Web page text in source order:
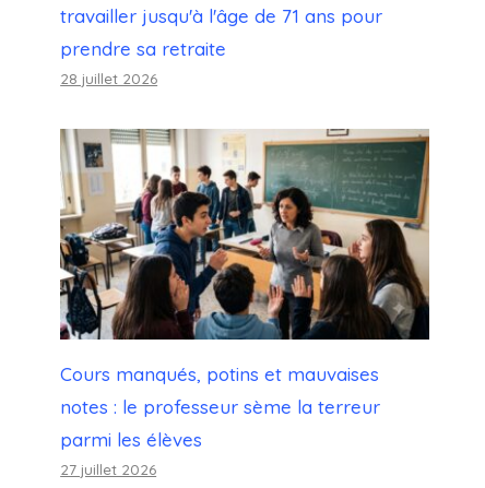
Un sac à dos scolaire coûte 13%
de plus
ParJulien 11 septembre 2023
travailler jusqu'à l'âge de 71 ans pour
prendre sa retraite
28 juillet 2026
Cours manqués, potins et mauvaises
notes : le professeur sème la terreur
parmi les élèves
27 juillet 2026